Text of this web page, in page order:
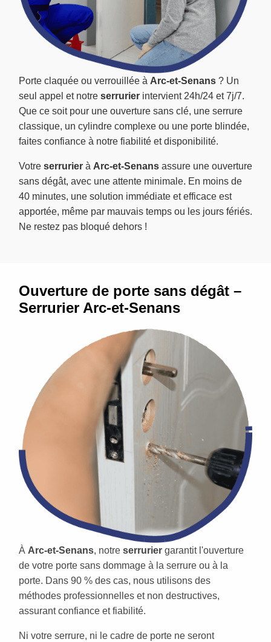
Porte claquée ou verrouillée à Arc-et-Senans ? Un
seul appel et notre serrurier intervient 24h/24 et 7j/7.
Que ce soit pour une ouverture sans clé, une serrure
classique, un cylindre complexe ou une porte blindée,
faites confiance à notre fiabilité et disponibilité.
Votre serrurier à Arc-et-Senans assure une ouverture
sans dégât, avec une attente minimale. En moins de
40 minutes, une solution immédiate et efficace est
apportée, même par mauvais temps ou les jours fériés.
Ne restez pas bloqué dehors !
Ouverture de porte sans dégât –
Serrurier Arc-et-Senans
À Arc-et-Senans, notre serrurier garantit l'ouverture
de votre porte sans dommage à la serrure ou à la
porte. Dans 90 % des cas, nous utilisons des
méthodes professionnelles et non destructives,
assurant confiance et fiabilité.
Ni votre serrure, ni le cadre de porte ne seront